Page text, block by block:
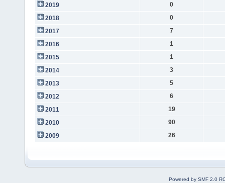
2019
0
2018
0
2017
7
2016
1
2015
1
2014
3
2013
5
2012
6
2011
19
2010
90
2009
26
Powered by SMF 2.0